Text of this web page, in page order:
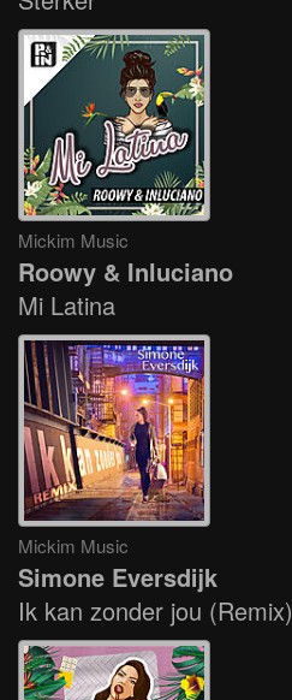
Mickim Music
Roowy & Inluciano
Mi Latina
Mickim Music
Simone Eversdijk
Ik kan zonder jou (Remix)